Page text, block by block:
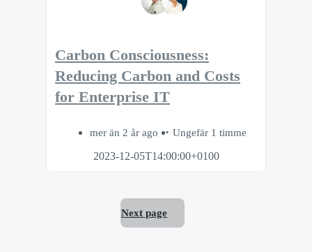
Carbon Consciousness:
Reducing Carbon and Costs
for Enterprise IT
mer än 2 år ago
Ungefär 1 timme
2023-12-05T14:00:00+0100
Next page